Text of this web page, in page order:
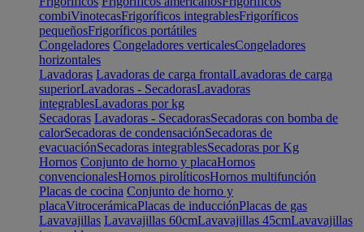
combiVinotecasFrigoríficos integrablesFrigoríficos
pequeñosFrigoríficos portátiles
Congeladores Congeladores verticalesCongeladores
horizontales
Lavadoras Lavadoras de carga frontalLavadoras de carga
superiorLavadoras - SecadorasLavadoras
integrablesLavadoras por kg
Secadoras Lavadoras - SecadorasSecadoras con bomba de
calorSecadoras de condensaciónSecadoras de
evacuaciónSecadoras integrablesSecadoras por Kg
Hornos Conjunto de horno y placaHornos
convencionalesHornos pirolíticosHornos multifunción
Placas de cocina Conjunto de horno y
placaVitrocerámicaPlacas de inducciónPlacas de gas
Lavavajillas Lavavajillas 60cmLavavajillas 45cmLavavajillas